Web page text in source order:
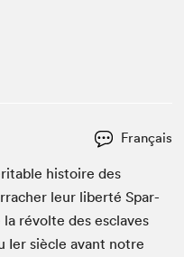
Français
his­toire des
leur lib­erté Spar­
révolte des esclaves
Ier siè­cle avant notre